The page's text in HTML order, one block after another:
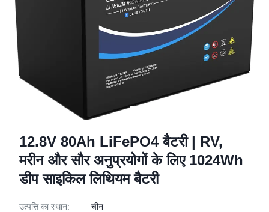
12.8V 80Ah LiFePO4 बैटरी | RV,
मरीन और सौर अनुप्रयोगों के लिए 1024Wh
डीप साइकिल लिथियम बैटरी
उत्पत्ति का स्थान: चीन